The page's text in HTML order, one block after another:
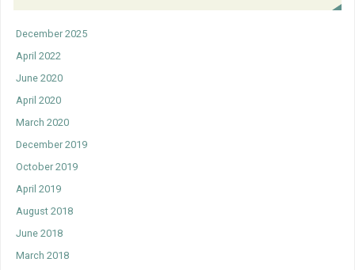
December 2025
April 2022
June 2020
April 2020
March 2020
December 2019
October 2019
April 2019
August 2018
June 2018
March 2018